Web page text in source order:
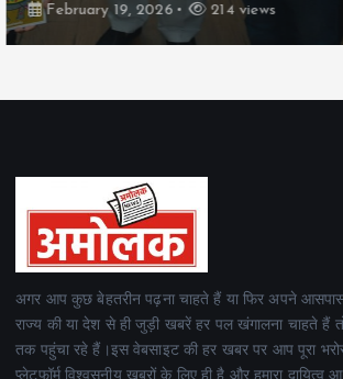
February 19, 2026 165 views
अगर आप कुछ बेहतरीन पढ़ना चाहते हैं या फिर अपने
राज्य की या देश से ही जुड़ी खबरें हर पल खंगालना चाहते हैं
तक पहुंचा रहे हैं।इस वेबसाइट की हर खबर पर आप पूरा